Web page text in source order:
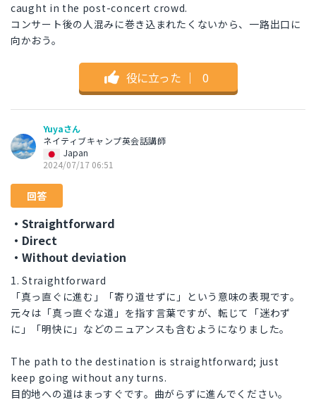
caught in the post-concert crowd.
コンサート後の人混みに巻き込まれたくないから、一路出口に
向かおう。
役に立った ｜ 0
Yuyaさん
ネイティブキャンプ英会話講師
Japan
2024/07/17 06:51
回答
・Straightforward
・Direct
・Without deviation
1. Straightforward
「真っ直ぐに進む」「寄り道せずに」という意味の表現です。
元々は「真っ直ぐな道」を指す言葉ですが、転じて「迷わず
に」「明快に」などのニュアンスも含むようになりました。
The path to the destination is straightforward; just
keep going without any turns.
目的地への道はまっすぐです。曲がらずに進んでください。